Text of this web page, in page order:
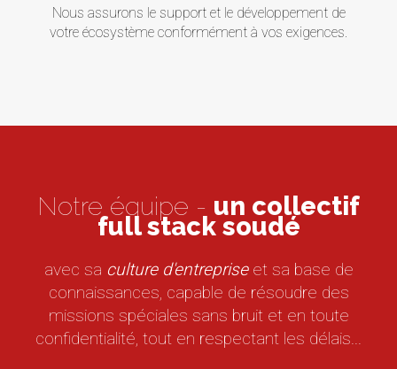
Nous assurons le support et le développement de
votre écosystème conformément à vos exigences.
Notre équipe - un collectif
full stack soudé
avec sa culture d'entrepriseet sa base de
connaissances, capable de résoudre des
missions spéciales sans bruit et en toute
confidentialité, tout en respectant les délais...